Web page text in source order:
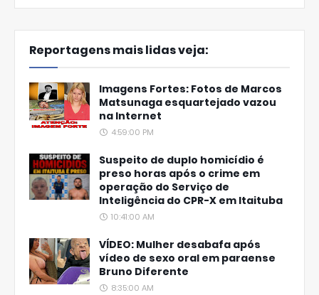
Reportagens mais lidas veja:
Imagens Fortes: Fotos de Marcos
Matsunaga esquartejado vazou
na Internet
4:59:00 PM
Suspeito de duplo homicídio é
preso horas após o crime em
operação do Serviço de
Inteligência do CPR-X em Itaituba
10:41:00 AM
VÍDEO: Mulher desabafa após
vídeo de sexo oral em paraense
Bruno Diferente
8:35:00 AM